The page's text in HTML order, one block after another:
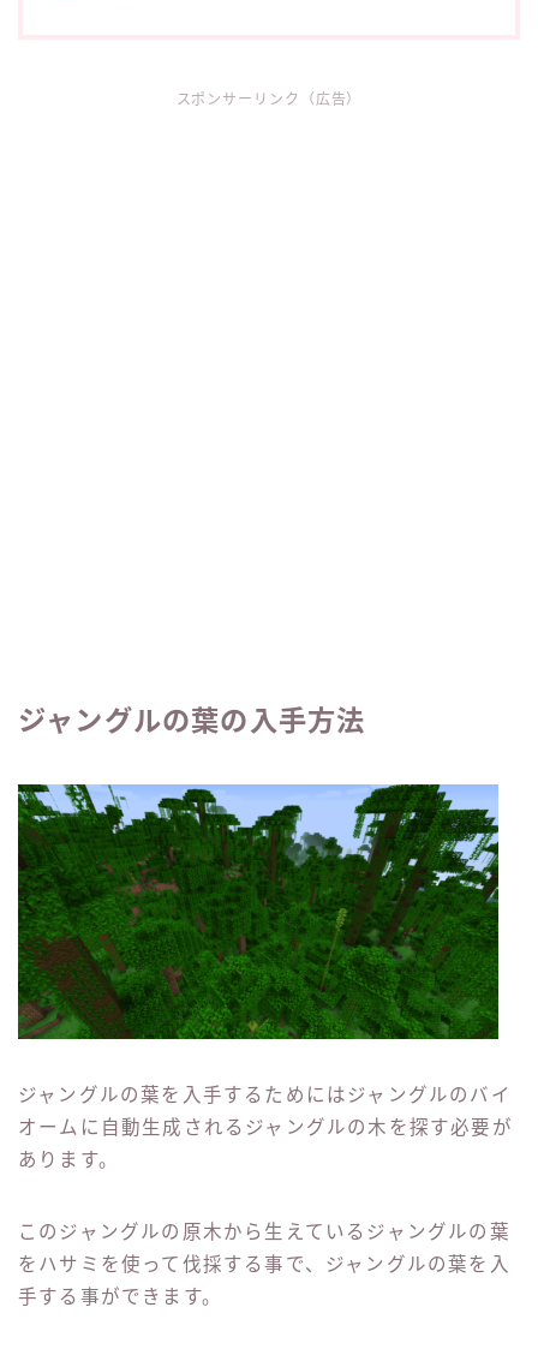
スポンサーリンク（広告）
ジャングルの葉の入手方法
ジャングルの葉を入手するためにはジャングルのバイ
オームに自動生成されるジャングルの木を探す必要が
あります。
このジャングルの原木から生えているジャングルの葉
をハサミを使って伐採する事で、ジャングルの葉を入
手する事ができます。